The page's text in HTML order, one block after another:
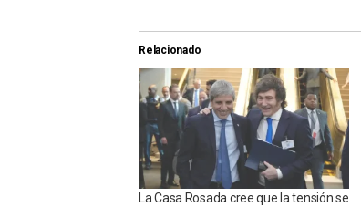
Relacionado
La Casa Rosada cree que la tensión se